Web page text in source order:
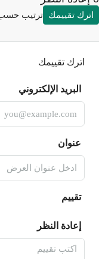
ترتيب حسب: تقييمك
اترك تقييمك
البريد الإلكتروني
عنوان
تقييم
إعادة النظر